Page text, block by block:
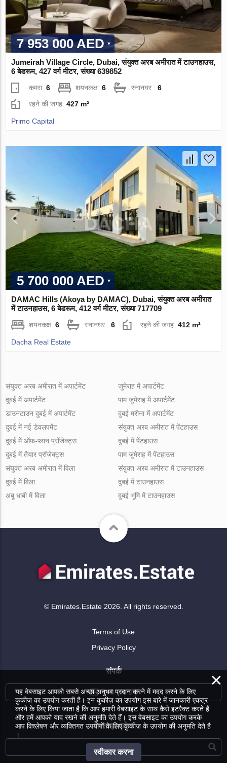
7 953 000 AED
Jumeirah Village Circle, Dubai, संयुक्त अरब अमीरात में टाउनहाउस,
6 बेडरूम, 427 वर्ग मीटर, संख्या 639852
कमरा:6 शयनकक्ष:6 स्नानघर :6
रहने की जगह:427 m²
Primo Capital
5 700 000 AED
DAMAC Hills (Akoya by DAMAC), Dubai, संयुक्त अरब अमीरात
में टाउनहाउस, 6 बेडरूम, 412 वर्ग मीटर, संख्या 717709
शयनकक्ष:6 स्नानघर :6 रहने की जगह:412 m²
Dacha Real Estate
संयुक्त अरब अमीरात में अपार्टमेंट
दुबई में अपार्टमेंट
डाउनटाउन दुबई में अपार्टमेंट
जुमेराह में अपार्टमेंट
पाम जुमेराह में अपार्टमेंट
दुबई मरीना में अपार्टमेंट
दुबई में नई डेवलपमेंट
दुबई में ऑफ-प्लान प्रॉजेक्ट्स
दुबई में तैयार प्रॉजेक्ट्स
संयुक्त अरब अमीरात में पेंटहाउस
दुबई में पेंटहाउस
पाम जुमेराह में पेंटहाउस
संयुक्त अरब अमीरात में विला
दुबई में विला
अबू धाबी में विला
संयुक्त अरब अमीरात में टाउनहाउस
दुबई में टाउनहाउस
दुबई भूमि में टाउनहाउस
© Emirates.Estate 2026. All rights reserved.
Terms of Use
Privacy Policy
संपर्क
अपनी जांच छोड़ें
वेबसाइट खोज
×
यह वेबसाइट आपको सबसे अच्छा अनुभव प्रदान करने में मदद करने के लिए
कुकीज़ का उपयोग करती है। इन कुकीज़ का उपयोग इस बारे में जानकारी एकत्र
करने के लिए किया जाता है कि आप हमारी वेबसाइट के साथ कैसे इंटरैक्ट करते हैं
और हमें आपको याद रखने की अनुमति देते हैं। इस वेबसाइट का उपयोग करके
आप विश्लेषण और व्यक्तिगत उपयोगों के लिए कुकीज़ के उपयोग की अनुमति देते है
।
स्वीकार करना